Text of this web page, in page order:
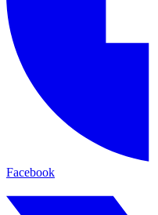
Facebook